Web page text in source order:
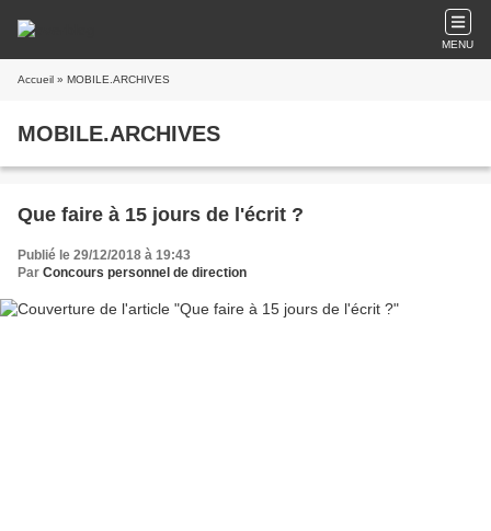
MENU
Accueil » MOBILE.ARCHIVES
MOBILE.ARCHIVES
Que faire à 15 jours de l'écrit ?
Publié le 29/12/2018 à 19:43
Par Concours personnel de direction